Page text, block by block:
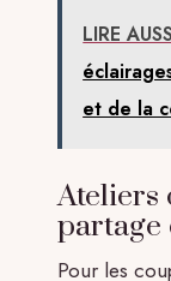
LIRE
et de la
Ateliers
Pour les